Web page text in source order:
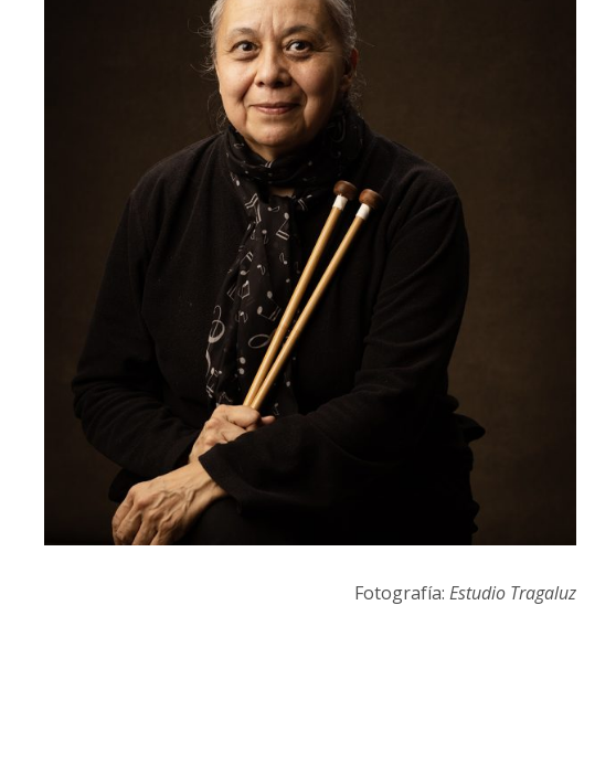
Fotografía: Estudio Tragaluz